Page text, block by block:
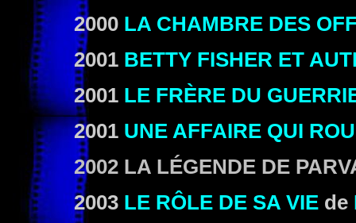
2000 LA CHAMBRE DES
2001 BETTY FISHER ET
2001 LE FRÈRE DU
2001 UNE AFFAIRE QUI
2002 LA LÉGENDE DE
2003 LE RÔLE DE SA VIE de